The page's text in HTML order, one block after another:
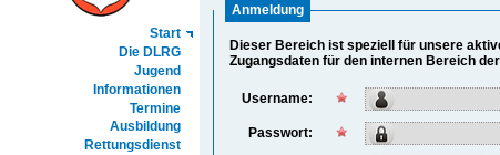
Start
Die DLRG
Jugend
Informationen
Termine
Ausbildung
Rettungsdienst
Anmeldung
Dieser Bereich ist speziell für unsere
Zugangsdaten für den internen Bereich
Username:
Passwort: